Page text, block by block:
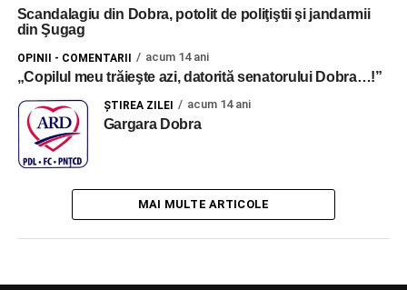
Scandalagiu din Dobra, potolit de poliţiştii şi jandarmii
din Şugag
OPINII - COMENTARII acum 14 ani
„Copilul meu trăieşte azi, datorită senatorului Dobra…!”
ŞTIREA ZILEI acum 14 ani
Gargara Dobra
MAI MULTE ARTICOLE